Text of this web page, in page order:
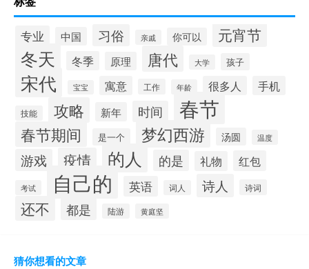
专业 中国 习俗 亲戚 你可以 元宵节
冬天 冬季 原理 唐代 大学 孩子
宋代 宝宝 寓意 工作 年龄 很多人 手机
技能 攻略 新年 时间 春节
春节期间 是一个 梦幻西游 汤圆 温度
游戏 疫情 的人 的是 礼物 红包
考试 自己的 英语 词人 诗人 诗词
还不 都是 陆游 黄庭坚
猜你想看的文章